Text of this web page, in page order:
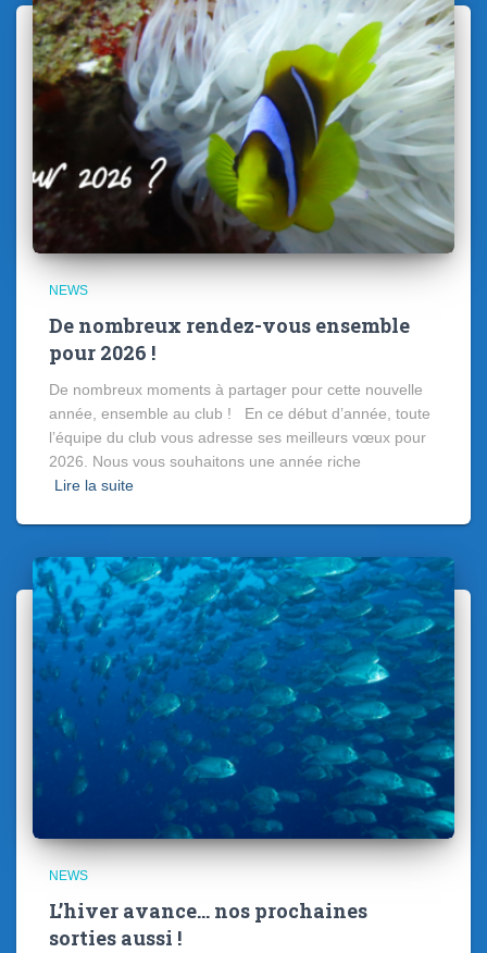
NEWS
De nombreux rendez-vous ensemble
pour 2026 !
De nombreux moments à partager pour cette nouvelle
année, ensemble au club ! En ce début d’année, toute
l’équipe du club vous adresse ses meilleurs vœux pour
2026. Nous vous souhaitons une année riche
Lire la suite
NEWS
L’hiver avance… nos prochaines
sorties aussi !